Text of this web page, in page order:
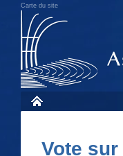
Carte du site
Vote